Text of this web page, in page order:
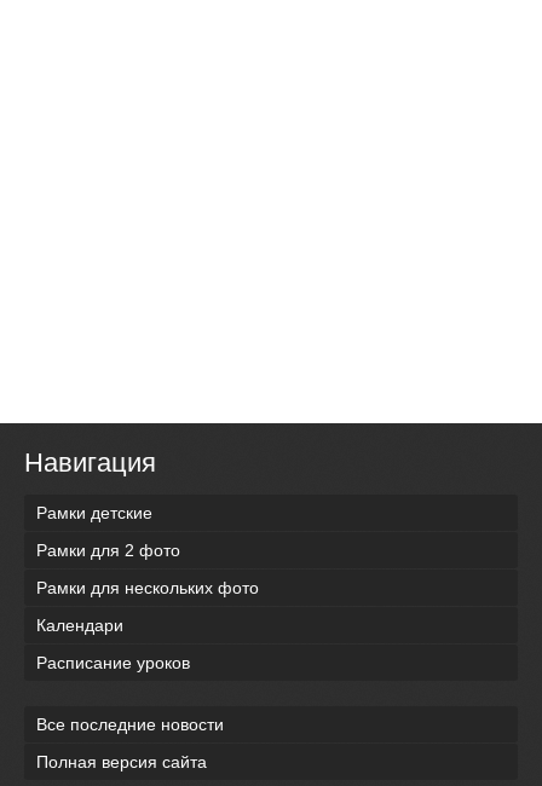
Навигация
Рамки детские
Рамки для 2 фото
Рамки для нескольких фото
Календари
Расписание уроков
Все последние новости
Полная версия сайта